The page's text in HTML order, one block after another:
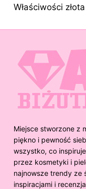
Właściwości
Miejsce stworzone z
piękno i pewność
wszystko, co
przez kosmetyki i
najnowsze trendy ze
inspiracjami i